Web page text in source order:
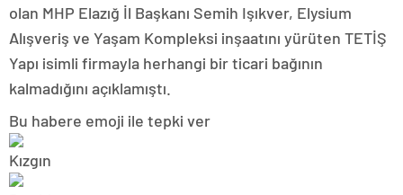
olan MHP Elazığ İl Başkanı Semih Işıkver, Elysium
Alışveriş ve Yaşam Kompleksi inşaatını yürüten TETİŞ
Yapı isimli firmayla herhangi bir ticari bağının
kalmadığını açıklamıştı.
Bu habere emoji ile tepki ver